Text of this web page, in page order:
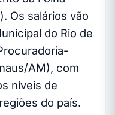
Os salários vão
do Rio de
AM), com
níveis de
do país.